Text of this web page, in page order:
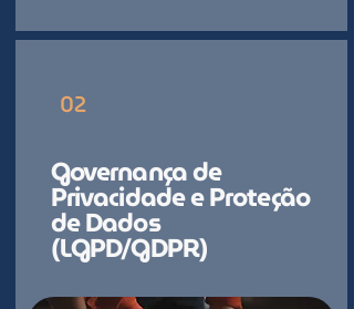
02
Governança de
Privacidade e Proteção
de Dados
(LGPD/GDPR)